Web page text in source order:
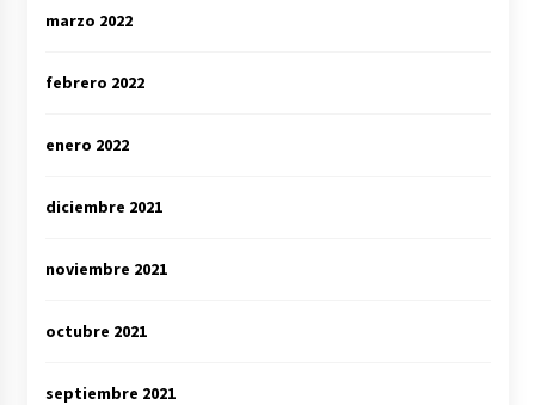
marzo 2022
febrero 2022
enero 2022
diciembre 2021
noviembre 2021
octubre 2021
septiembre 2021